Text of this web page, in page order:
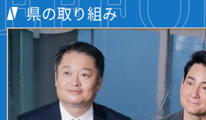
県の取り組み